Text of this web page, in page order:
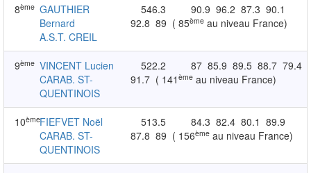
8ème GAUTHIER
Bernard
A.S.T. CREIL
546.3 90.9 96.2 87.3 90.1
92.8 89 ( 85èmeau niveau France)
9ème VINCENT Lucien
CARAB. ST-
QUENTINOIS
522.2 87 85.9 89.5 88.7 79.4
91.7 ( 141 èmeau niveau France)
10èmeFIEFVET Noël
CARAB. ST-
QUENTINOIS
513.5 84.3 82.4 80.1 89.9
87.8 89 ( 156èmeau niveau France)